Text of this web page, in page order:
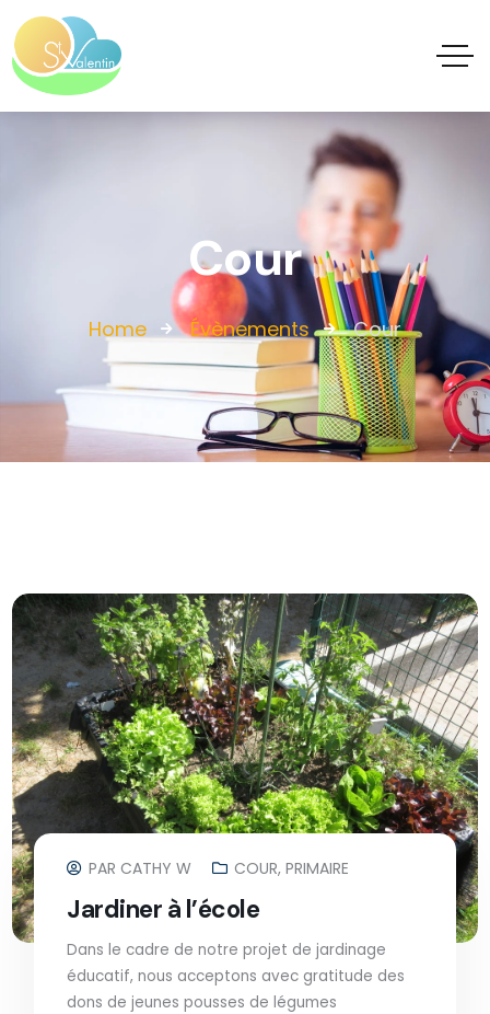
Cour
Home Évènements Cour
PAR CATHY W COUR,PRIMAIRE
Jardiner à l’école
Dans le cadre de notre projet de jardinage
éducatif, nous acceptons avec gratitude des
dons de jeunes pousses de légumes